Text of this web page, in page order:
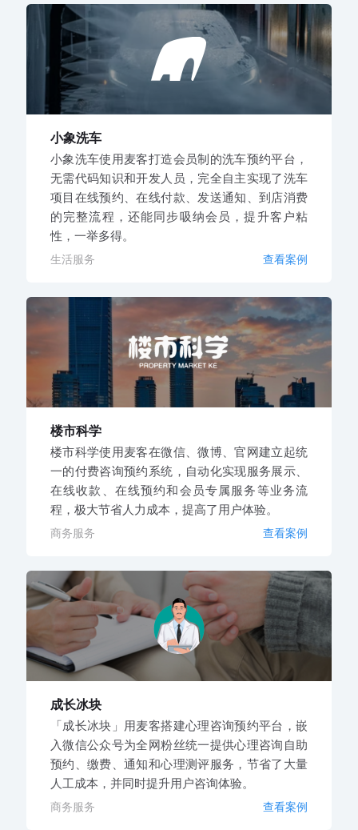
小象洗车
小象洗车使用麦客打造会员制的洗车预约平台，
无需代码知识和开发人员，完全自主实现了洗车
项目在线预约、在线付款、发送通知、到店消费
的完整流程，还能同步吸纳会员，提升客户粘
性，一举多得。
生活服务 查看案例
楼市科学
楼市科学使用麦客在微信、微博、官网建立起统
一的付费咨询预约系统，自动化实现服务展示、
在线收款、在线预约和会员专属服务等业务流
程，极大节省人力成本，提高了用户体验。
商务服务 查看案例
成长冰块
「成长冰块」用麦客搭建心理咨询预约平台，嵌
入微信公众号为全网粉丝统一提供心理咨询自助
预约、缴费、通知和心理测评服务，节省了大量
人工成本，并同时提升用户咨询体验。
商务服务 查看案例